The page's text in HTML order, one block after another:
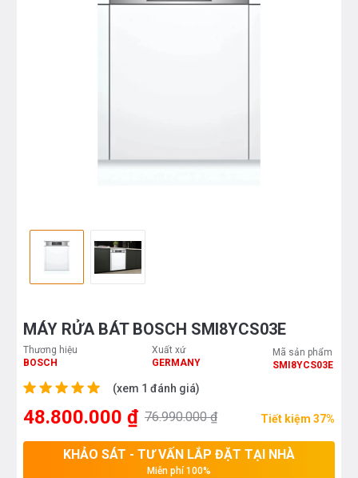
MÁY RỬA BÁT BOSCH SMI8YCS03E
Thương hiệu
BOSCH
Xuất xứ
GERMANY
Mã sản phẩm
SMI8YCS03E
(xem 1 đánh giá)
48.800.000 ₫ 76.990.000 ₫ Tiết kiệm 37%
KHẢO SÁT - TƯ VẤN LẮP ĐẶT TẠI NHÀ
Miễn phí 100%